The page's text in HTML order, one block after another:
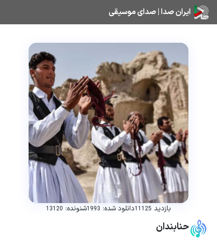
ایران صدا | صدای موسیقی
بازدید 11125دانلود شده: 1993شنونده: 13120
حنابندان